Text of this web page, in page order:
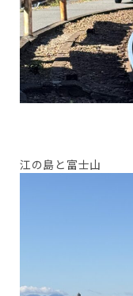
江の島と富士山